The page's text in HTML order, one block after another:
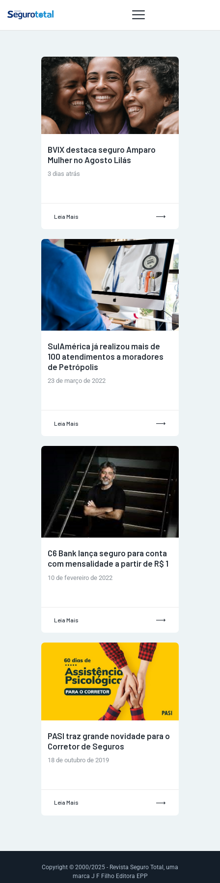
NOTÍCIAS
REVISTA
ESPECIAIS
GAIVOTA DE
OURO
MULHERES
GESTORAS
BVIX destaca seguro Amparo
Mulher no Agosto Lilás
3 dias atrás
Leia Mais
SulAmérica já realizou mais de
100 atendimentos a moradores
de Petrópolis
23 de março de 2022
Leia Mais
C6 Bank lança seguro para conta
com mensalidade a partir de R$ 1
10 de fevereiro de 2022
Leia Mais
PASI traz grande novidade para o
Corretor de Seguros
18 de outubro de 2019
Leia Mais
Copyright © 2000/2025 - Revista Seguro Total, uma
marca J F Filho Editora EPP